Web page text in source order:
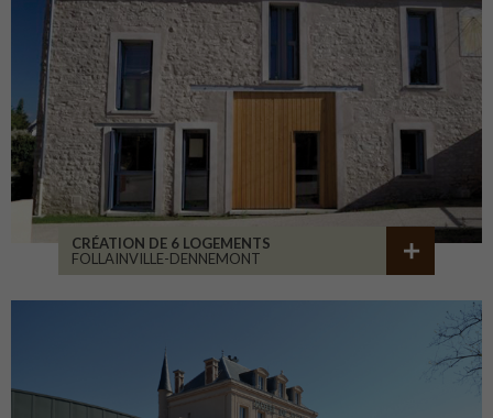
CRÉATION DE 6 LOGEMENTS
FOLLAINVILLE-DENNEMONT